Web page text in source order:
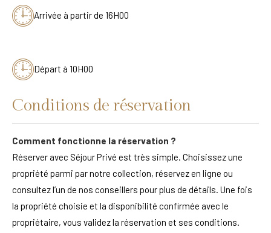
Arrivée à partir de 16H00
Départ à 10H00
Conditions de réservation
Comment fonctionne la réservation ?
Réserver avec Séjour Privé est très simple. Choisissez une
propriété parmi par notre collection, réservez en ligne ou
consultez l’un de nos conseillers pour plus de détails. Une fois
la propriété choisie et la disponibilité confirmée avec le
propriétaire, vous validez la réservation et ses conditions.